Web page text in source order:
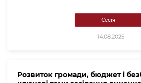
Сесія
14.08.2025
Розвиток громади, бюджет і